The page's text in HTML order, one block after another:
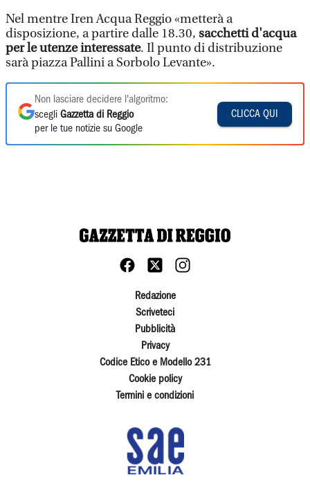
Nel mentre Iren Acqua Reggio «metterà a
disposizione, a partire dalle 18.30, sacchetti d'acqua
per le utenze interessate. Il punto di distribuzione
sarà piazza Pallini a Sorbolo Levante».
Non lasciare decidere l'algoritmo:
scegli Gazzetta di Reggio
per le tue notizie su Google
CLICCA QUI
Redazione
Scriveteci
Pubblicità
Privacy
Codice Etico e Modello 231
Cookie policy
Termini e condizioni